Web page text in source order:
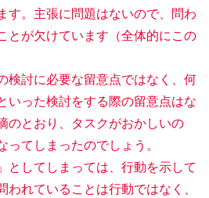
す。主張に問題はないので、問わ
とが欠けています（全体的にこの
討に必要な留意点ではなく、何
いった検討をする際の留意点はな
のとおり、タスクがおかしいの
ってしまったのでしょう。
してしまっては、行動を示して
われていることは行動ではなく、